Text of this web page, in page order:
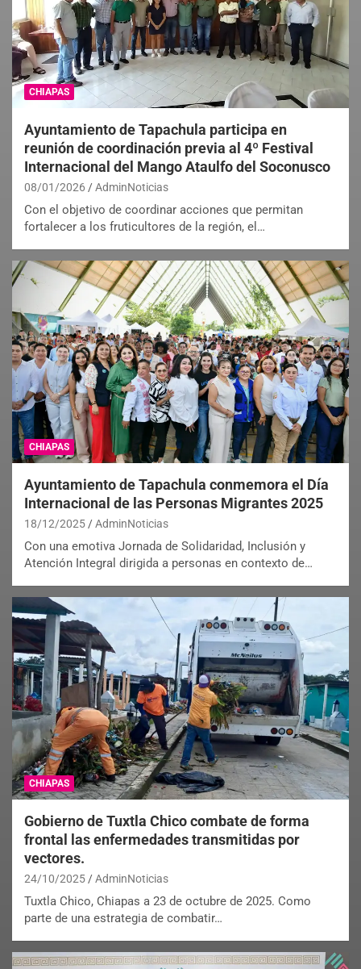
CHIAPAS
Ayuntamiento de Tapachula participa en
reunión de coordinación previa al 4º Festival
Internacional del Mango Ataulfo del Soconusco
08/01/2026 AdminNoticias
Con el objetivo de coordinar acciones que permitan
fortalecer a los fruticultores de la región, el…
CHIAPAS
Ayuntamiento de Tapachula conmemora el Día
Internacional de las Personas Migrantes 2025
18/12/2025 AdminNoticias
Con una emotiva Jornada de Solidaridad, Inclusión y
Atención Integral dirigida a personas en contexto de…
CHIAPAS
Gobierno de Tuxtla Chico combate de forma
frontal las enfermedades transmitidas por
vectores.
24/10/2025 AdminNoticias
Tuxtla Chico, Chiapas a 23 de octubre de 2025. Como
parte de una estrategia de combatir…